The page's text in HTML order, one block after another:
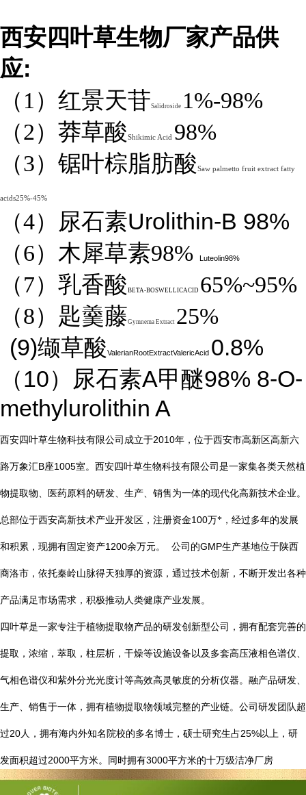
西安四叶草生物厂家产品供
应:
（1）红景天苷Salidroside 1%-98%
（2）莽草酸Shikimic Acid 98%
（3）锯叶棕脂肪酸Saw palmetto fruit extract fatty
acids25%-45%
（4） 尿石素Urolithin-B 98%
（6）木犀草素98% Luteolin98%
（7）乳香酸 BETA-BOSWELLICACID 65%~95%
（8）匙羹藤Gymnema Extract 25%
(9)缬草酸ValerianRootExtractValericAcid 0.8%
（10）尿石素A甲醚98% 8-O-
methylurolithin A
西安四叶草生物科技有限公司成立于2010年，位于西安市高新区高新六
路万象汇B座1005室。西安四叶草生物科技有限公司是一家集各类天然植
物提取物、医药原料的研发、生产、销售为一体的现代化高新技术企业。
总部位于西安高新技术产业开发区，注册资金100万*，经过多年的发展
和积累，现拥有固定资产1200余万元。 公司的GMP生产基地位于陕西
商洛市，依托秦岭山脉得天独厚的资源，通过技术创新，不断开发出各种
产品满足市场需求，积极推动人类健康产业发展。
四叶草是一家专注于植物提取物产品的研发创新型公司，拥有配套完善的
提取，浓缩，萃取，柱层析，干燥等设施设备以及多套高压液相色谱仪、
气相色谱仪和紫外分光光度计等高效高灵敏度的分析仪器。融产品研发、
生产、销售于一体，拥有植物提取物领域完整的产业链。公司研发团队超
过20人，拥有海内外知名院校的多名博士，硕士研究生占25%以上，研
发面积超过2000平方米。同时拥有3000平方米的十万级洁净厂房